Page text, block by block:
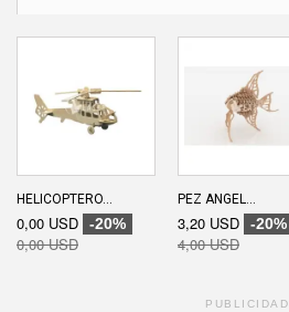
HELICOPTERO...
0,00 USD -20%
0,00 USD
PEZ ANGEL...
3,20 USD -20%
4,00 USD
PUBLICIDAD